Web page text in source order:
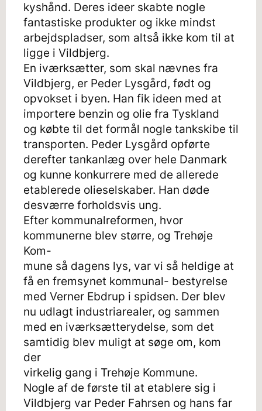
kyshånd. Deres ideer skabte nogle
fantastiske produkter og ikke mindst
arbejdspladser, som altså ikke kom til at
ligge i Vildbjerg.
En iværksætter, som skal nævnes fra
Vildbjerg, er Peder Lysgård, født og
opvokset i byen. Han fik ideen med at
importere benzin og olie fra Tyskland
og købte til det formål nogle tankskibe til
transporten. Peder Lysgård opførte
derefter tankanlæg over hele Danmark
og kunne konkurrere med de allerede
etablerede olieselskaber. Han døde
desværre forholdsvis ung.
Efter kommunalreformen, hvor
kommunerne blev større, og Trehøje
Kom-
mune så dagens lys, var vi så heldige at
få en fremsynet kommunal- bestyrelse
med Verner Ebdrup i spidsen. Der blev
nu udlagt industriarealer, og sammen
med en iværksætterydelse, som det
samtidig blev muligt at søge om, kom
der
virkelig gang i Trehøje Kommune.
Nogle af de første til at etablere sig i
Vildbjerg var Peder Fahrsen og hans far